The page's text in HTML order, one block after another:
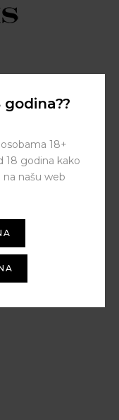
18+
18 godina kako
našu web